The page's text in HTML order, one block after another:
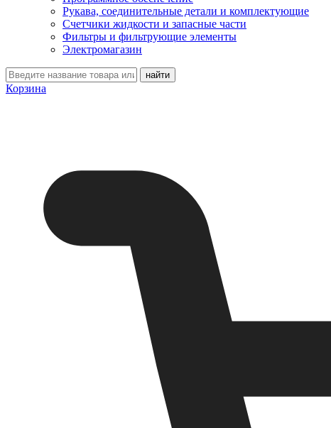
Рукава, соединительные детали и комплектующие
Счетчики жидкости и запасные части
Фильтры и фильтрующие элементы
Электромагазин
Корзина